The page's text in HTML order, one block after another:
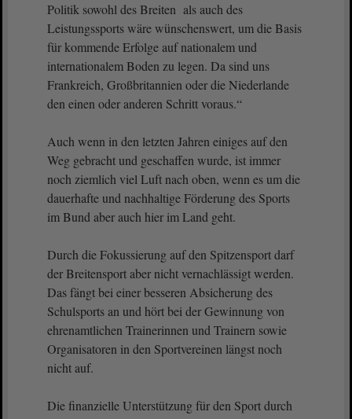
Politik sowohl des Breiten als auch des
Leistungssports wäre wünschenswert, um die Basis
für kommende Erfolge auf nationalem und
internationalem Boden zu legen. Da sind uns
Frankreich, Großbritannien oder die Niederlande
den einen oder anderen Schritt voraus.“
Auch wenn in den letzten Jahren einiges auf den
Weg gebracht und geschaffen wurde, ist immer
noch ziemlich viel Luft nach oben, wenn es um die
dauerhafte und nachhaltige Förderung des Sports
im Bund aber auch hier im Land geht.
Durch die Fokussierung auf den Spitzensport darf
der Breitensport aber nicht vernachlässigt werden.
Das fängt bei einer besseren Absicherung des
Schulsports an und hört bei der Gewinnung von
ehrenamtlichen Trainerinnen und Trainern sowie
Organisatoren in den Sportvereinen längst noch
nicht auf.
Die finanzielle Unterstützung für den Sport durch